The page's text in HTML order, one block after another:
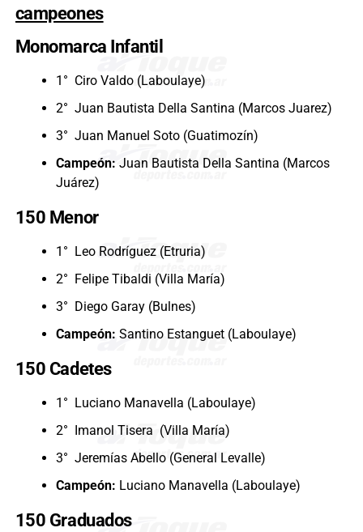
campeones
Monomarca Infantil
1° Ciro Valdo (Laboulaye)
2° Juan Bautista Della Santina (Marcos Juarez)
3° Juan Manuel Soto (Guatimozín)
Campeón: Juan Bautista Della Santina (Marcos
Juárez)
150 Menor
1° Leo Rodríguez (Etruria)
2° Felipe Tibaldi (Villa María)
3° Diego Garay (Bulnes)
Campeón: Santino Estanguet (Laboulaye)
150 Cadetes
1° Luciano Manavella (Laboulaye)
2° Imanol Tisera (Villa María)
3° Jeremías Abello (General Levalle)
Campeón: Luciano Manavella (Laboulaye)
150 Graduados